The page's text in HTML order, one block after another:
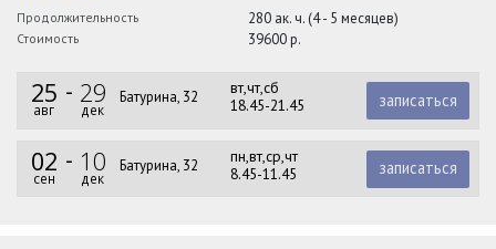
Продолжительность 280 ак. ч. (4 - 5 месяцев)
Стоимость 39600 р.
25
авг
29
дек
Батурина, 32
вт,чт,сб
18.45-21.45
записаться
02
сен
10
дек
Батурина, 32
пн,вт,ср,чт
8.45-11.45
записаться